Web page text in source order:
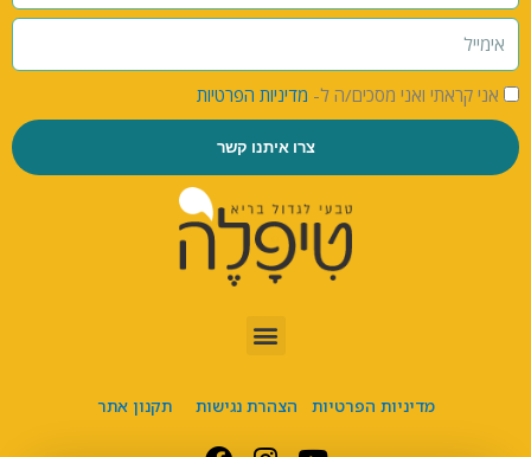
אני קראתי ואני מסכים/ה ל- מדיניות הפרטיות
צרו איתנו קשר
מדיניות הפרטיות הצהרת נגישות תקנון אתר